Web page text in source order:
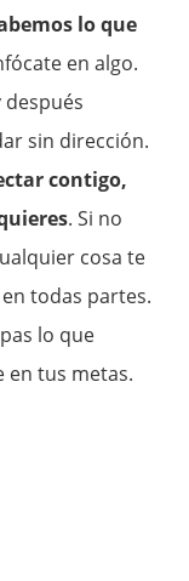
lo que
en algo.
sin dirección.
contigo,
. Si no
cosa te
todas partes.
lo que
en tus metas.